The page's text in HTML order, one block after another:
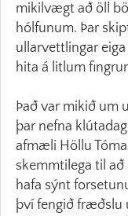
mikilvægt að öll
hólfunum. Þar
ullarvettlingar
hita á litlum
Það var mikið um
þar nefna
afmæli Höllu
skemmtilega til
hafa sýnt
því fengið fræðslu